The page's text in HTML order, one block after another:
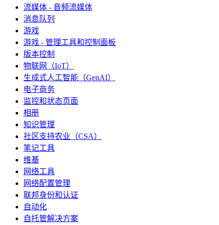
流媒体 - 音频流媒体
消息队列
游戏
游戏 - 管理工具和控制面板
版本控制
物联网（IoT）
生成式人工智能（GenAI）
电子商务
监控和状态页面
相册
知识管理
社区支持农业（CSA）
笔记工具
维基
网络工具
网络配置管理
联邦身份和认证
自动化
自托管解决方案